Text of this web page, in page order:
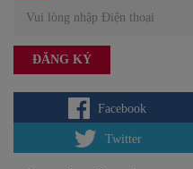
Facebook
Twitter